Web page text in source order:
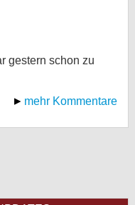
gestern schon zu
mehr Kommentare